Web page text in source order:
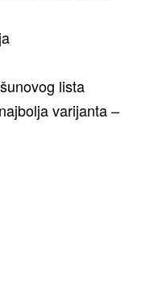
lista
varijanta –